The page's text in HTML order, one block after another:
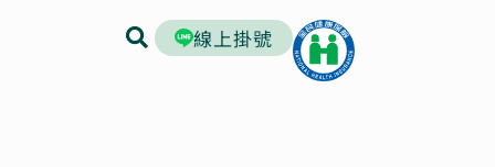
線上掛號